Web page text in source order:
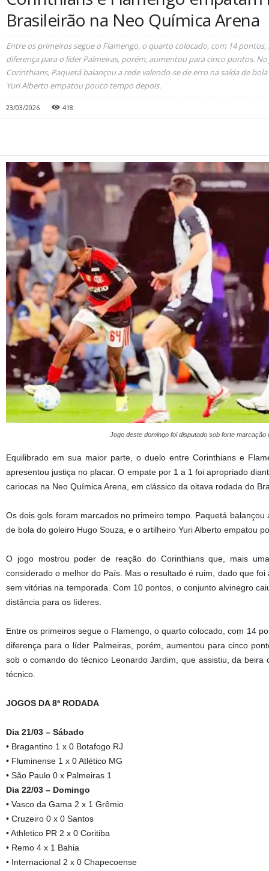
Brasileirão na Neo Química Arena
Entre os primeiros segue o Flamengo, o quarto colocado, com 14
diferença para o líder Palmeiras, porém, aumentou para cinco pontos.
Corinthians, Paquetá balançou a rede valendo-se de erro na saída de
Yuri Alberto empatou pouco tempo depois.
23/03/2026 418
Jogo deste domingo foi disputado sob forte
Equilibrado em sua maior parte, o duelo entre Corinthians e
apresentou justiça no placar. O empate por 1 a 1 foi apropriado
cariocas na Neo Química Arena, em clássico da oitava rodada do
Os dois gols foram marcados no primeiro tempo. Paquetá
de bola do goleiro Hugo Souza, e o artilheiro Yuri Alberto empatou
O jogo mostrou poder de reação do Corinthians que, mais
considerado o melhor do País. Mas o resultado é ruim, dado que
sem vitórias na temporada. Com 10 pontos, o conjunto alvinegro
distância para os líderes.
Entre os primeiros segue o Flamengo, o quarto colocado, com 14
diferença para o líder Palmeiras, porém, aumentou para cinco
sob o comando do técnico Leonardo Jardim, que assistiu, da
técnico.
JOGOS DA 8ª RODADA
Dia 21/03 – Sábado
• Bragantino 1 x 0 Botafogo RJ
• Fluminense 1 x 0 Atlético MG
• São Paulo 0 x Palmeiras 1
Dia 22/03 – Domingo
• Vasco da Gama 2 x 1 Grêmio
• Cruzeiro 0 x 0 Santos
• Athletico PR 2 x 0 Coritiba
• Remo 4 x 1 Bahia
• Internacional 2 x 0 Chapecoense